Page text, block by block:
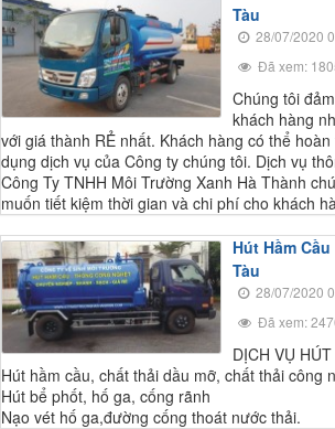
Tàu
28/07/2020
Đã xem:
Chúng tôi
khách hàng
với giá thành RẺ nhất. Khách hàng có thể
dụng dịch vụ của Công ty chúng tôi. Dịch vụ
Công Ty TNHH Môi Trường Xanh Hà Thành
muốn tiết kiệm thời gian và chi phí cho khách
Hút Hầm
Tàu
28/07/2020
Đã xem:
DỊCH VỤ
Hút hầm cầu, chất thải dầu mỡ, chất thải công
Hút bể phốt, hố ga, cống rãnh
Nạo vét hố ga,đường cống thoát nước thải.